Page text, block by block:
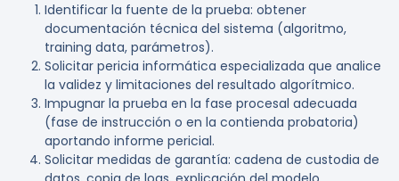
Identificar la fuente de la prueba: obtener
documentación técnica del sistema (algoritmo,
training data, parámetros).
Solicitar pericia informática especializada que analice
la validez y limitaciones del resultado algorítmico.
Impugnar la prueba en la fase procesal adecuada
(fase de instrucción o en la contienda probatoria)
aportando informe pericial.
Solicitar medidas de garantía: cadena de custodia de